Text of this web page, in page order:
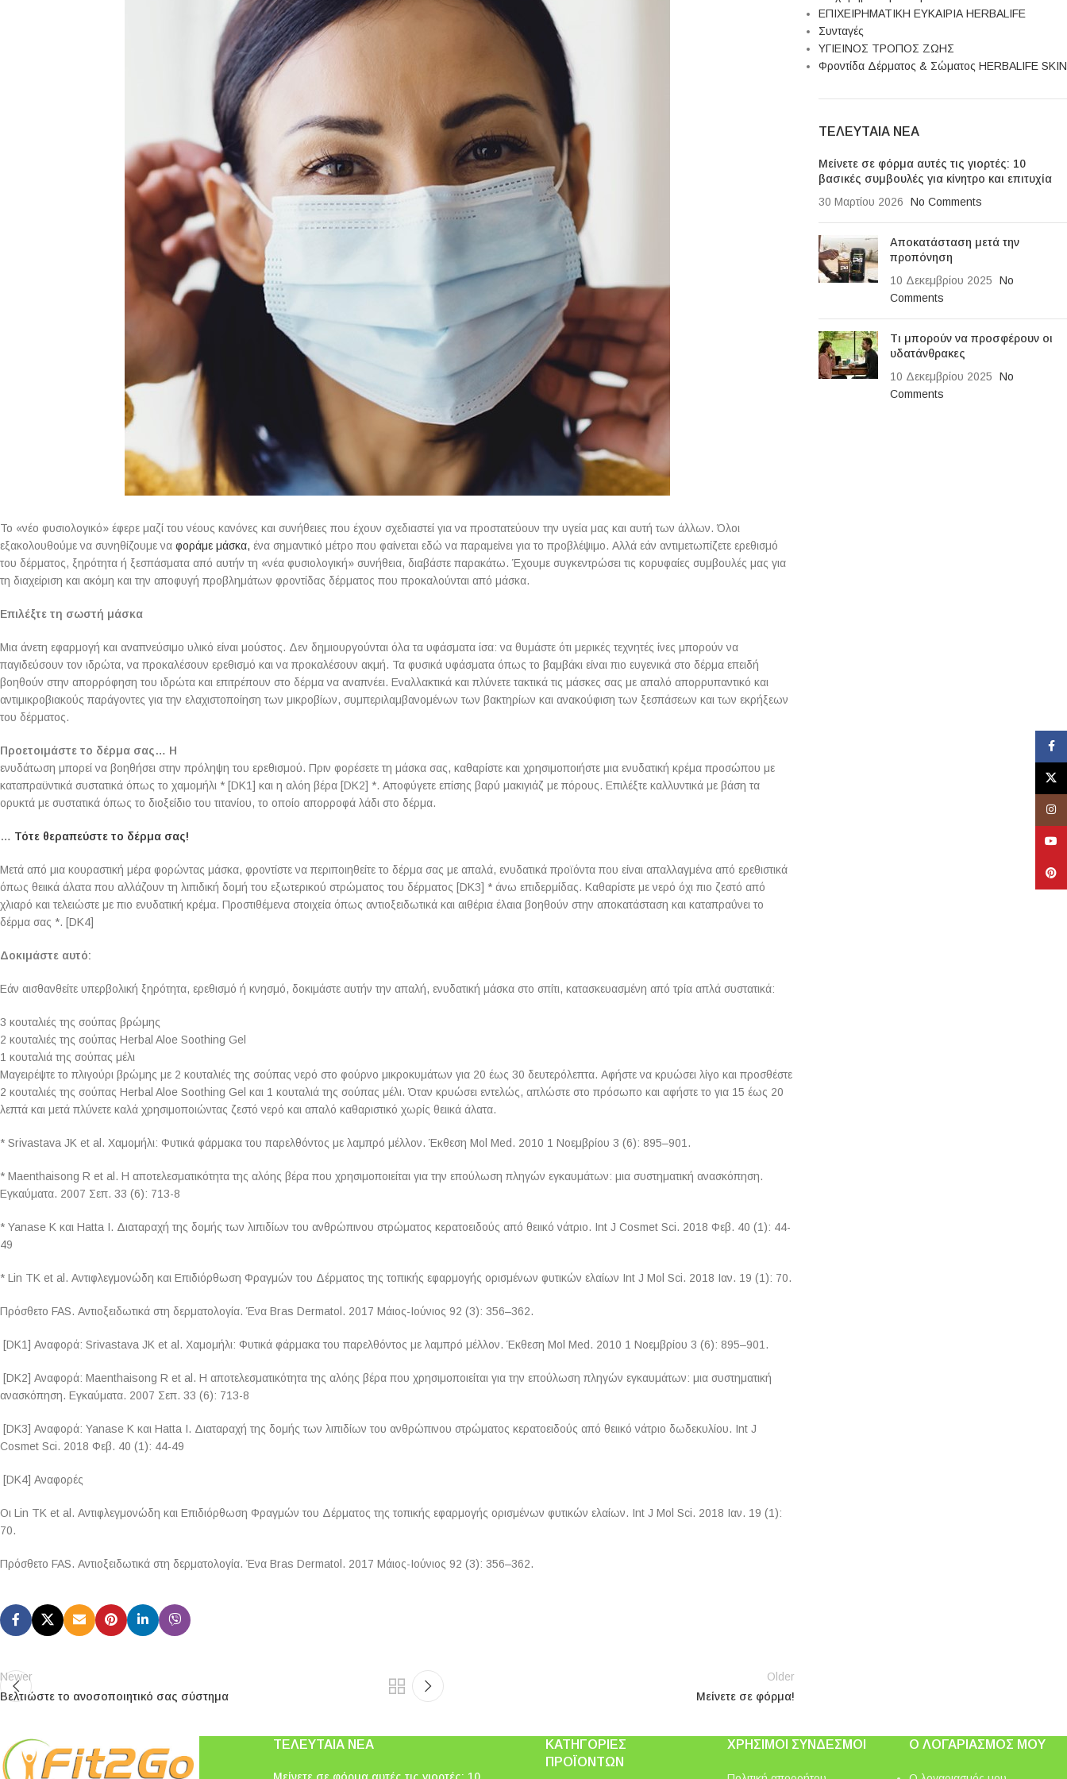
Το «νέο φυσιολογικό» έφερε μαζί του νέους κανόνες και συνήθειες που έχουν σχεδιαστεί για να προστατεύουν την υγεία μας και αυτή των άλλων. Όλοι
εξακολουθούμε να συνηθίζουμε να φοράμε μάσκα, ένα σημαντικό μέτρο που φαίνεται εδώ να παραμείνει για το προβλέψιμο. Αλλά εάν αντιμετωπίζετε ερεθισμό
του δέρματος, ξηρότητα ή ξεσπάσματα από αυτήν τη «νέα φυσιολογική» συνήθεια, διαβάστε παρακάτω. Έχουμε συγκεντρώσει τις κορυφαίες συμβουλές μας για
τη διαχείριση και ακόμη και την αποφυγή προβλημάτων φροντίδας δέρματος που προκαλούνται από μάσκα.
Επιλέξτε τη σωστή μάσκα
Μια άνετη εφαρμογή και αναπνεύσιμο υλικό είναι μούστος. Δεν δημιουργούνται όλα τα υφάσματα ίσα: να θυμάστε ότι μερικές τεχνητές ίνες μπορούν να
παγιδεύσουν τον ιδρώτα, να προκαλέσουν ερεθισμό και να προκαλέσουν ακμή. Τα φυσικά υφάσματα όπως το βαμβάκι είναι πιο ευγενικά στο δέρμα επειδή
βοηθούν στην απορρόφηση του ιδρώτα και επιτρέπουν στο δέρμα να αναπνέει. Εναλλακτικά και πλύνετε τακτικά τις μάσκες σας με απαλό απορρυπαντικό και
αντιμικροβιακούς παράγοντες για την ελαχιστοποίηση των μικροβίων, συμπεριλαμβανομένων των βακτηρίων και ανακούφιση των ξεσπάσεων και των εκρήξεων
του δέρματος.
Προετοιμάστε το δέρμα σας… Η
ενυδάτωση μπορεί να βοηθήσει στην πρόληψη του ερεθισμού. Πριν φορέσετε τη μάσκα σας, καθαρίστε και χρησιμοποιήστε μια ενυδατική κρέμα προσώπου με
καταπραϋντικά συστατικά όπως το χαμομήλι * [DK1] και η αλόη βέρα [DK2] *. Αποφύγετε επίσης βαρύ μακιγιάζ με πόρους. Επιλέξτε καλλυντικά με βάση τα
ορυκτά με συστατικά όπως το διοξείδιο του τιτανίου, το οποίο απορροφά λάδι στο δέρμα.
… Τότε θεραπεύστε το δέρμα σας!
Μετά από μια κουραστική μέρα φορώντας μάσκα, φροντίστε να περιποιηθείτε το δέρμα σας με απαλά, ενυδατικά προϊόντα που είναι απαλλαγμένα από ερεθιστικά
όπως θειικά άλατα που αλλάζουν τη λιπιδική δομή του εξωτερικού στρώματος του δέρματος [DK3] * άνω επιδερμίδας. Καθαρίστε με νερό όχι πιο ζεστό από
χλιαρό και τελειώστε με πιο ενυδατική κρέμα. Προστιθέμενα στοιχεία όπως αντιοξειδωτικά και αιθέρια έλαια βοηθούν στην αποκατάσταση και καταπραΰνει το
δέρμα σας *. [DK4]
Δοκιμάστε αυτό:
Εάν αισθανθείτε υπερβολική ξηρότητα, ερεθισμό ή κνησμό, δοκιμάστε αυτήν την απαλή, ενυδατική μάσκα στο σπίτι, κατασκευασμένη από τρία απλά συστατικά:
3 κουταλιές της σούπας βρώμης
2 κουταλιές της σούπας Herbal Aloe Soothing Gel
1 κουταλιά της σούπας μέλι
Μαγειρέψτε το πλιγούρι βρώμης με 2 κουταλιές της σούπας νερό στο φούρνο μικροκυμάτων για 20 έως 30 δευτερόλεπτα. Αφήστε να κρυώσει λίγο και προσθέστε
2 κουταλιές της σούπας Herbal Aloe Soothing Gel και 1 κουταλιά της σούπας μέλι. Όταν κρυώσει εντελώς, απλώστε στο πρόσωπο και αφήστε το για 15 έως 20
λεπτά και μετά πλύνετε καλά χρησιμοποιώντας ζεστό νερό και απαλό καθαριστικό χωρίς θειικά άλατα.
* Srivastava JK et al. Χαμομήλι: Φυτικά φάρμακα του παρελθόντος με λαμπρό μέλλον. Έκθεση Mol Med. 2010 1 Νοεμβρίου 3 (6): 895–901.
* Maenthaisong R et al. Η αποτελεσματικότητα της αλόης βέρα που χρησιμοποιείται για την επούλωση πληγών εγκαυμάτων: μια συστηματική ανασκόπηση.
Εγκαύματα. 2007 Σεπ. 33 (6): 713-8
* Yanase K και Hatta I. Διαταραχή της δομής των λιπιδίων του ανθρώπινου στρώματος κερατοειδούς από θειικό νάτριο. Int J Cosmet Sci. 2018 Φεβ. 40 (1): 44-
49
* Lin TK et al. Αντιφλεγμονώδη και Επιδιόρθωση Φραγμών του Δέρματος της τοπικής εφαρμογής ορισμένων φυτικών ελαίων Int J Mol Sci. 2018 Ιαν. 19 (1): 70.
Πρόσθετο FAS. Αντιοξειδωτικά στη δερματολογία. Ένα Bras Dermatol. 2017 Μάιος-Ιούνιος 92 (3): 356–362.
[DK1] Αναφορά: Srivastava JK et al. Χαμομήλι: Φυτικά φάρμακα του παρελθόντος με λαμπρό μέλλον. Έκθεση Mol Med. 2010 1 Νοεμβρίου 3 (6): 895–901.
[DK2] Αναφορά: Maenthaisong R et al. Η αποτελεσματικότητα της αλόης βέρα που χρησιμοποιείται για την επούλωση πληγών εγκαυμάτων: μια συστηματική
ανασκόπηση. Εγκαύματα. 2007 Σεπ. 33 (6): 713-8
[DK3] Αναφορά: Yanase K και Hatta I. Διαταραχή της δομής των λιπιδίων του ανθρώπινου στρώματος κερατοειδούς από θειικό νάτριο δωδεκυλίου. Int J
Cosmet Sci. 2018 Φεβ. 40 (1): 44-49
[DK4] Αναφορές
Οι Lin TK et al. Αντιφλεγμονώδη και Επιδιόρθωση Φραγμών του Δέρματος της τοπικής εφαρμογής ορισμένων φυτικών ελαίων. Int J Mol Sci. 2018 Ιαν. 19 (1):
70.
Πρόσθετο FAS. Αντιοξειδωτικά στη δερματολογία. Ένα Bras Dermatol. 2017 Μάιος-Ιούνιος 92 (3): 356–362.
Newer
Βελτιώστε το ανοσοποιητικό σας σύστημα
Older
Μείνετε σε φόρμα!
ΕΠΙΧΕΙΡΗΜΑΤΙΚΗ ΕΥΚΑΙΡΙΑ HERBALIFE
Συνταγές
ΥΓΙΕΙΝΟΣ ΤΡΟΠΟΣ ΖΩΗΣ
Φροντίδα Δέρματος & Σώματος HERBALIFE SKIN
ΤΕΛΕΥΤΑΊΑ ΝΈΑ
Μείνετε σε φόρμα αυτές τις γιορτές: 10
βασικές συμβουλές για κίνητρο και επιτυχία
30 Μαρτίου 2026
No Comments
Αποκατάσταση μετά την
προπόνηση
10 Δεκεμβρίου 2025
No
Comments
Τι μπορούν να προσφέρουν οι
υδατάνθρακες
10 Δεκεμβρίου 2025
No
Comments
ΤΕΛΕΥΤΑΊΑ ΝΈΑ
ΚΑΤΗΓΟΡΊΕΣ
ΠΡΟΪΌΝΤΩΝ
ΧΡΉΣΙΜΟΙ ΣΎΝΔΕΣΜΟΙ Ο ΛΟΓΑΡΙΑΣΜΌΣ ΜΟΥ